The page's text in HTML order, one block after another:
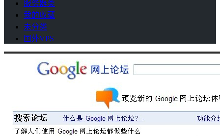
服务器类
我的收藏
未分类
国外VPS